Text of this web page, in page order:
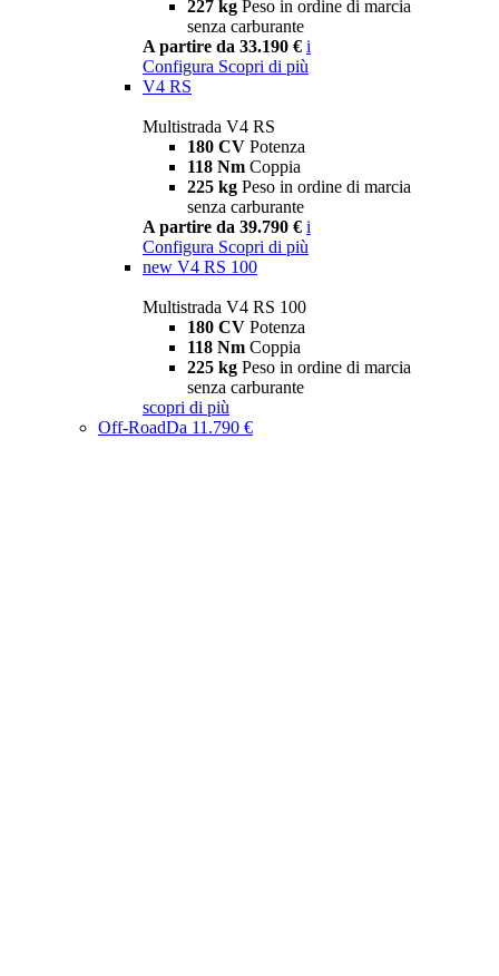
227 kg Peso in ordine di marcia
senza carburante
A partire da 33.190 € i
Configura Scopri di più
V4 RS
Multistrada V4 RS
180 CV Potenza
118 Nm Coppia
225 kg Peso in ordine di marcia
senza carburante
A partire da 39.790 € i
Configura Scopri di più
new V4 RS 100
Multistrada V4 RS 100
180 CV Potenza
118 Nm Coppia
225 kg Peso in ordine di marcia
senza carburante
scopri di più
Off-RoadDa 11.790 €